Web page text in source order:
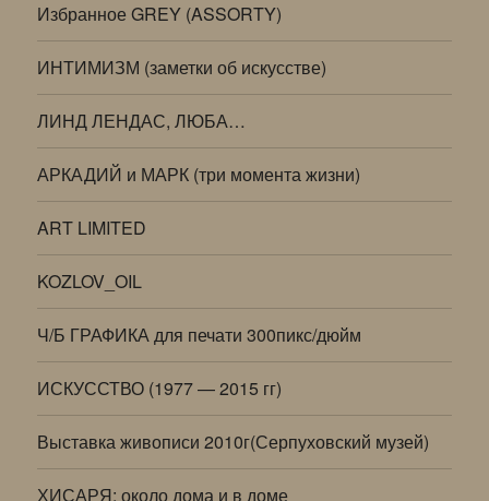
Избранное GREY (ASSORTY)
ИНТИМИЗМ (заметки об искусстве)
ЛИНД ЛЕНДАС, ЛЮБА…
АРКАДИЙ и МАРК (три момента жизни)
ART LIMITED
KOZLOV_OIL
Ч/Б ГРАФИКА для печати 300пикс/дюйм
ИСКУССТВО (1977 — 2015 гг)
Выставка живописи 2010г(Серпуховский музей)
ХИСАРЯ: около дома и в доме